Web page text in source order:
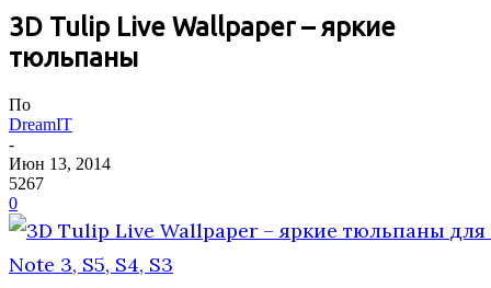
3D Tulip Live Wallpaper – яркие
тюльпаны
По
DreamIT
-
Июн 13, 2014
5267
0